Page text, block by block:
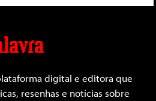
digital e editora que
resenhas e notícias sobre